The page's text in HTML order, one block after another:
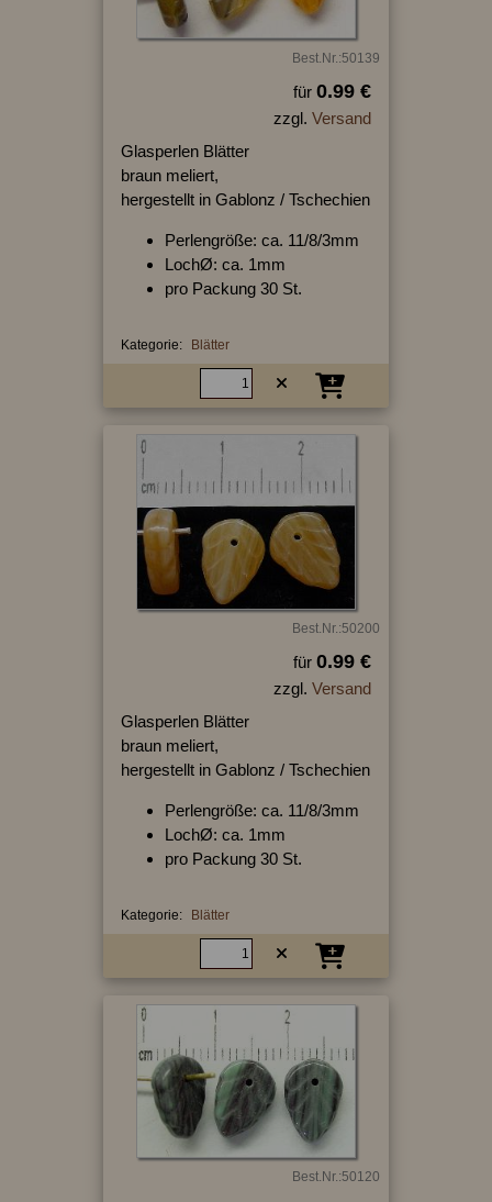
Best.Nr.:50139
für 0.99 €
zzgl. Versand
Glasperlen Blätter
braun meliert,
hergestellt in Gablonz / Tschechien
Perlengröße: ca. 11/8/3mm
LochØ: ca. 1mm
pro Packung 30 St.
Kategorie: Blätter
Best.Nr.:50200
für 0.99 €
zzgl. Versand
Glasperlen Blätter
braun meliert,
hergestellt in Gablonz / Tschechien
Perlengröße: ca. 11/8/3mm
LochØ: ca. 1mm
pro Packung 30 St.
Kategorie: Blätter
Best.Nr.:50120